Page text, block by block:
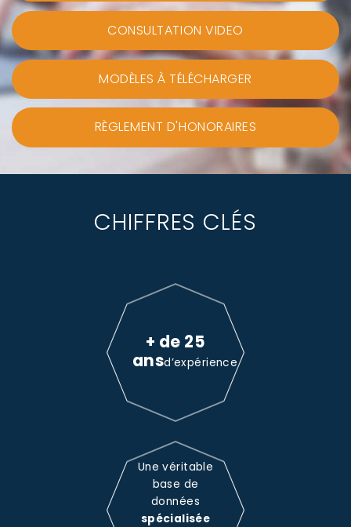
CONSULTATION VIDEO
MODÈLES À TÉLÉCHARGER
RÈGLEMENT D'HONORAIRES
CHIFFRES CLÉS
+ de 25
ansd’expérience
Une véritable
base de
données
spécialisée